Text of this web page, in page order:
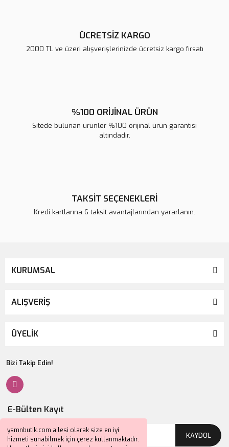
ysmnbutik.com ailesi olarak size en iyi
hizmeti sunabilmek için çerez kullanmaktadır.
ÜCRETSİZ KARGO
2000 TL ve üzeri alışverişlerinizde ücretsiz kargo fırsatı
%100 ORİJİNAL ÜRÜN
Sitede bulunan ürünler %100 orijinal ürün garantisi
altındadır.
TAKSİT SEÇENEKLERİ
Kredi kartlarına 6 taksit avantajlarından yararlanın.
KURUMSAL
ALIŞVERİŞ
ÜYELİK
Bizi Takip Edin!
E-Bülten Kayıt
KAYDOL